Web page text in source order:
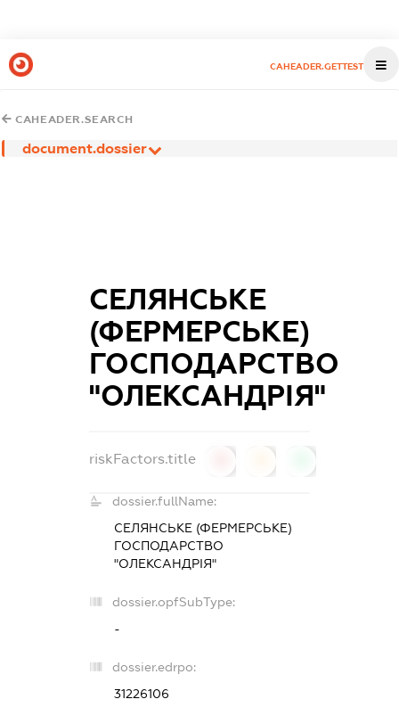
CAHEADER.GETTEST
CAHEADER.SEARCH
document.dossier
СЕЛЯНСЬКЕ
(ФЕРМЕРСЬКЕ)
ГОСПОДАРСТВО
"ОЛЕКСАНДРІЯ"
riskFactors.title
dossier.fullName:
СЕЛЯНСЬКЕ (ФЕРМЕРСЬКЕ)
ГОСПОДАРСТВО
"ОЛЕКСАНДРІЯ"
dossier.opfSubType:
-
dossier.edrpo:
31226106